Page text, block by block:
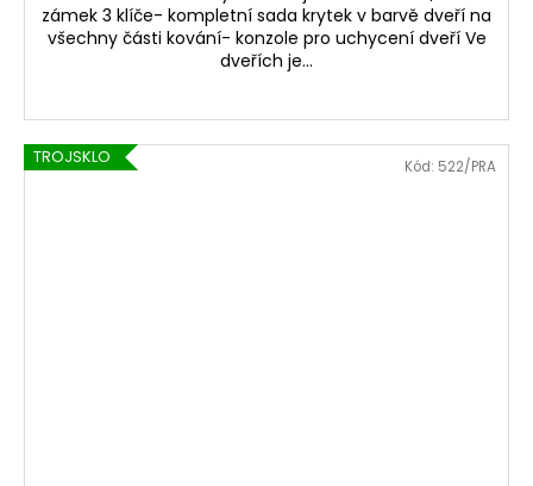
zámek 3 klíče- kompletní sada krytek v barvě dveří na
všechny části kování- konzole pro uchycení dveří Ve
dveřích je...
TROJSKLO Kód: 522/PRA